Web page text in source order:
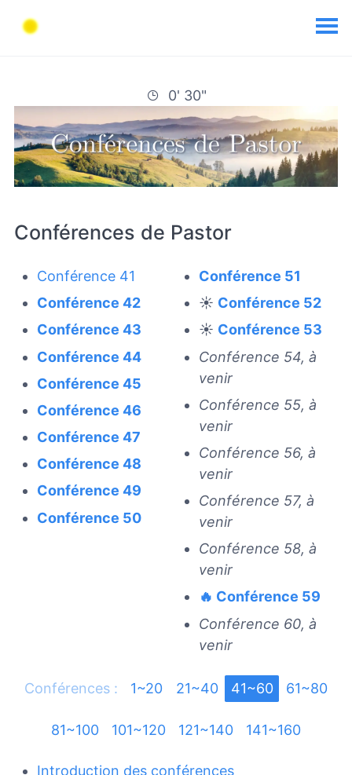
0' 30"
Conférences de Pastor
Conférence 41
Conférence 42
Conférence 43
Conférence 44
Conférence 45
Conférence 46
Conférence 47
Conférence 48
Conférence 49
Conférence 50
Conférence 51
☀️ Conférence 52
☀️ Conférence 53
Conférence 54, à
venir
Conférence 55, à
venir
Conférence 56, à
venir
Conférence 57, à
venir
Conférence 58, à
venir
🔥 Conférence 59
Conférence 60, à
venir
Conférences : 1~20 21~40 41~60 61~80
81~100 101~120 121~140 141~160
Introduction des conférences